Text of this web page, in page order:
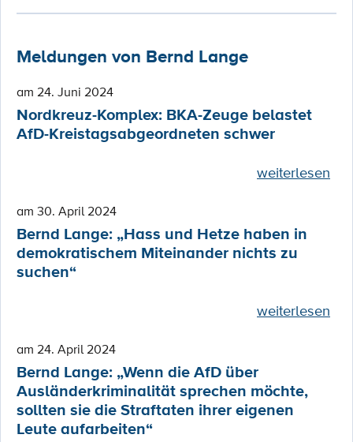
Meldungen von Bernd Lange
am 24. Juni 2024
Nordkreuz-Komplex: BKA-Zeuge belastet
AfD-Kreistagsabgeordneten schwer
weiterlesen
am 30. April 2024
Bernd Lange: „Hass und Hetze haben in
demokratischem Miteinander nichts zu
suchen“
weiterlesen
am 24. April 2024
Bernd Lange: „Wenn die AfD über
Ausländerkriminalität sprechen möchte,
sollten sie die Straftaten ihrer eigenen
Leute aufarbeiten“